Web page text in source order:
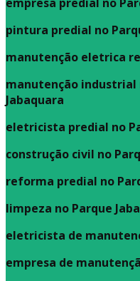
pintura predial no
manutenção eletrica
manutenção industrial
Jabaquara
eletricista predial no
construção civil no
reforma predial no
limpeza no Parque
eletricista de
empresa de